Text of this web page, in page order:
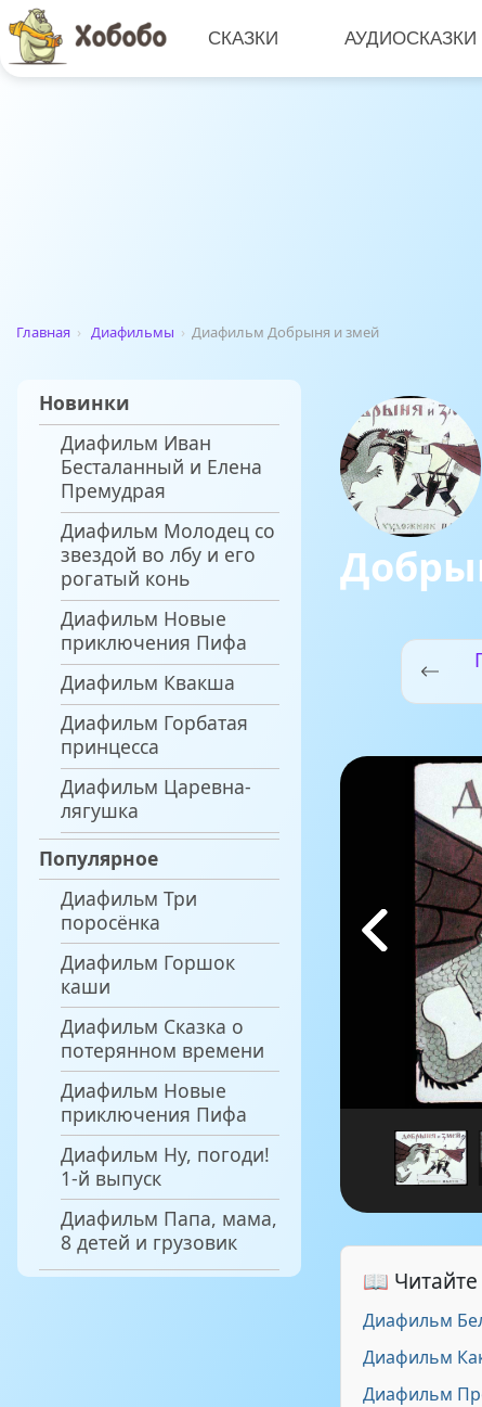
СКАЗКИ АУДИОСКАЗКИ
Главная › Диафильмы › Диафильм Добрыня и змей
Новинки
Диафильм Иван
Бесталанный и Елена
Премудрая
Диафильм Молодец со
звездой во лбу и его
рогатый конь
Диафильм Новые
приключения Пифа
Диафильм Квакша
Диафильм Горбатая
принцесса
Диафильм Царевна-
лягушка
Популярное
Диафильм Три
поросёнка
Диафильм Горшок
каши
Диафильм Сказка о
потерянном времени
Диафильм Новые
приключения Пифа
Диафильм Ну, погоди!
1-й выпуск
Диафильм Папа, мама,
8 детей и грузовик
📖 Читайте
Диафильм
Диафильм
Диафильм